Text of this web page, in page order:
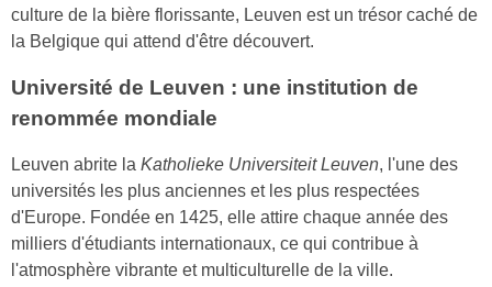
culture de la bière florissante, Leuven est un trésor caché de
la Belgique qui attend d'être découvert.
Université de Leuven : une institution de
renommée mondiale
Leuven abrite la Katholieke Universiteit Leuven, l'une des
universités les plus anciennes et les plus respectées
d'Europe. Fondée en 1425, elle attire chaque année des
milliers d'étudiants internationaux, ce qui contribue à
l'atmosphère vibrante et multiculturelle de la ville.